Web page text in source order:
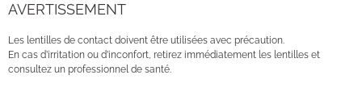
AVERTISSEMENT
Les lentilles de contact doivent être utilisées avec précaution.
En cas d’irritation ou d’inconfort, retirez immédiatement les lentilles et
consultez un professionnel de santé.